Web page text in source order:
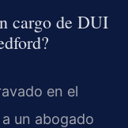
cargo de DUI
en el
un abogado